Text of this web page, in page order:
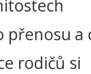
přenosu a
rodičů si